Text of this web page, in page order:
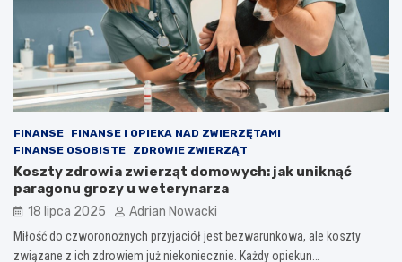
FINANSE
FINANSE I OPIEKA NAD ZWIERZĘTAMI
FINANSE OSOBISTE
ZDROWIE ZWIERZĄT
Koszty zdrowia zwierząt domowych: jak uniknąć
paragonu grozy u weterynarza
18 lipca 2025 Adrian Nowacki
Miłość do czworonożnych przyjaciół jest bezwarunkowa, ale koszty
związane z ich zdrowiem już niekoniecznie. Każdy opiekun…